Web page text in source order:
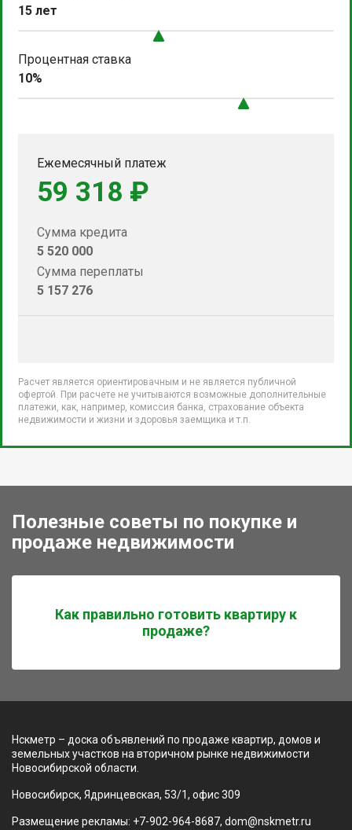
15 лет
Процентная ставка
10%
Ежемесячный платеж
59 318 ₽
Сумма кредита
5 520 000
Сумма переплаты
5 157 276
Расчет является ориентировачным и не является публичной
офертой. При расчете не учитываются возможные дополнительные
платежи, как, например, комиссия банка, страхование объекта
недвижимости и жизни и здоровья заемщика и т.п.
Полезные советы по покупке и
продаже недвижимости
Как правильно готовить квартиру к
продаже?
Нскметр – доска объявлений по продаже квартир, домов и
земельных участков на вторичном рынке недвижимости
Новосибирской области.
Новосибирск, Ядринцевская, 53/1, офис 309
Размещение рекламы: +7-902-964-8687, dom@nskmetr.ru